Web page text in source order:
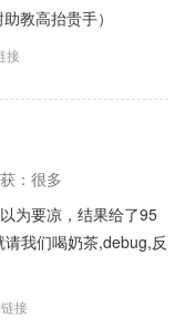
教高抬贵手）
接
：很多
为要凉，结果给了95
我们喝奶茶,debug,反
接